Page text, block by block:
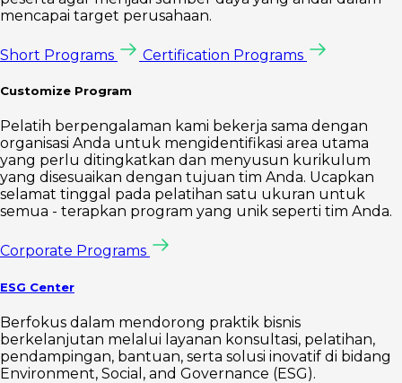
mencapai target perusahaan.
Short Programs Certification Programs
Customize Program
Pelatih berpengalaman kami bekerja sama dengan
organisasi Anda untuk mengidentifikasi area utama
yang perlu ditingkatkan dan menyusun kurikulum
yang disesuaikan dengan tujuan tim Anda. Ucapkan
selamat tinggal pada pelatihan satu ukuran untuk
semua - terapkan program yang unik seperti tim Anda.
Corporate Programs
ESG Center
Berfokus dalam mendorong praktik bisnis
berkelanjutan melalui layanan konsultasi, pelatihan,
pendampingan, bantuan, serta solusi inovatif di bidang
Environment, Social, and Governance (ESG).